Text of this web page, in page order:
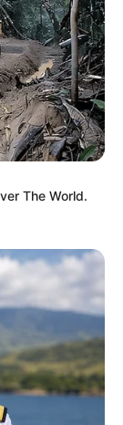
The World.